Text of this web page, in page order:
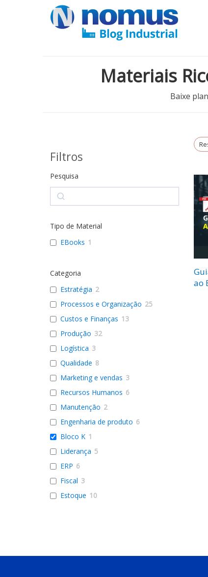
Materiais
Baixe
Filtros
Pesquisa
Search
Tipo de Material
EBooks 1
Categoria
Estratégia 2
Processos e Organização 25
Custos e Finanças 13
Produção 32
Logística 3
Qualidade 8
Marketing e vendas 3
Recursos Humanos 6
Manutenção 2
Engenharia de produto 6
Bloco K 1
Liderança 5
ERP 6
Fiscal 3
Estoque 10
ao